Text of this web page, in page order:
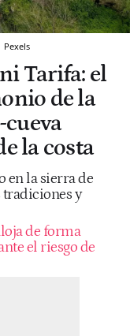
Pexels
Tarifa: el
de la
la costa
en la sierra de
tradiciones y
de forma
el riesgo de